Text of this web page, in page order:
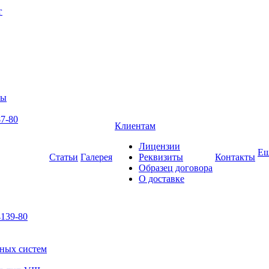
80
80
систем
Статьи Галерея
Клиентам
Лицензии
Реквизиты
Образец договора
О доставке
Контакты